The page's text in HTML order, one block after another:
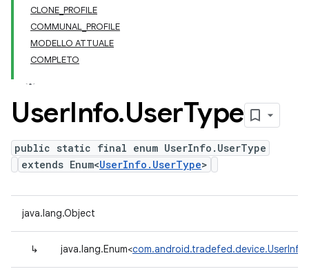
CLONE_PROFILE
COMMUNAL_PROFILE
MODELLO ATTUALE
COMPLETO
UserInfo.UserType
public static final enum UserInfo.UserType
extends Enum<UserInfo.UserType>
java.lang.Object
↳ java.lang.Enum<